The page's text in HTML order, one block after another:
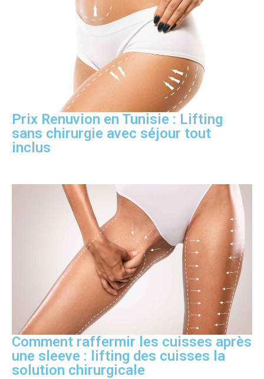
Prix Renuvion en Tunisie : Lifting
sans chirurgie avec séjour tout
inclus
Comment raffermir les cuisses après
une sleeve : lifting des cuisses la
solution chirurgicale